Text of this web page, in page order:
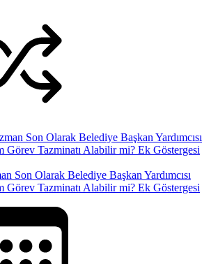
Son Olarak Belediye Başkan Yardımcısı
Görev Tazminatı Alabilir mi? Ek Göstergesi